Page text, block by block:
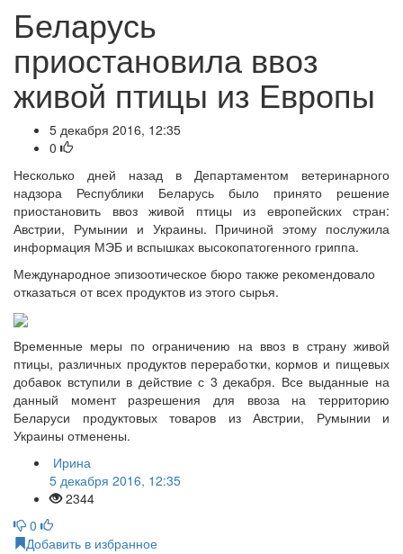
Беларусь
приостановила ввоз
живой птицы из Европы
5 декабря 2016, 12:35
0
Несколько дней назад в Департаментом ветеринарного
надзора Республики Беларусь было принято решение
приостановить ввоз живой птицы из европейских стран:
Австрии, Румынии и Украины. Причиной этому послужила
информация МЭБ и вспышках высокопатогенного гриппа.
Международное эпизоотическое бюро также рекомендовало
отказаться от всех продуктов из этого сырья.
Временные меры по ограничению на ввоз в страну живой
птицы, различных продуктов переработки, кормов и пищевых
добавок вступили в действие с 3 декабря. Все выданные на
данный момент разрешения для ввоза на территорию
Беларуси продуктовых товаров из Австрии, Румынии и
Украины отменены.
Ирина
5 декабря 2016, 12:35
2344
0
Добавить в избранное